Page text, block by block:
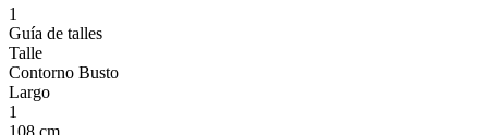
1
Guía de talles
Talle
Contorno Busto
Largo
1
108 cm